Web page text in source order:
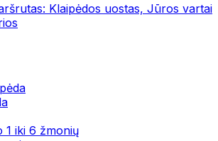
Klaipėdos uostas, Jūros vartai
1 iki 6 žmonių